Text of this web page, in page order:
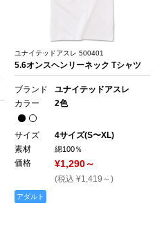
ユナイテッドアスレ 500401
5.6オンスヘンリーネック Tシャツ
ブランド
ユナイテッドアスレ
カラー
2色
サイズ
4サイズ(S〜XL)
素材
綿100％
価格 ¥1,290～
(税込 ¥1,419～)
アダルト